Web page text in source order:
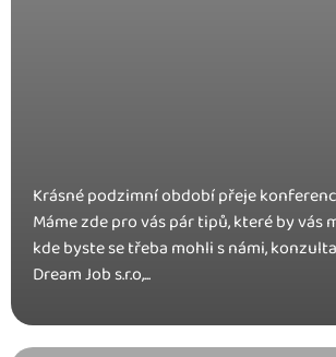
Krásné podzimní období přeje
Máme zde pro vás pár tipů, které by vás
kde byste se třeba mohli s námi,
Dream Job s.r.o,...